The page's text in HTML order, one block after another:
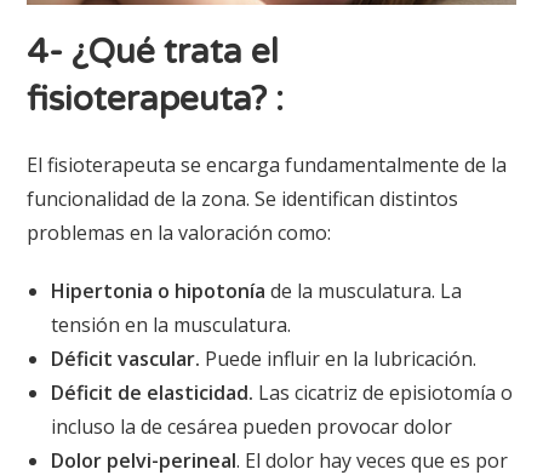
4- ¿Qué trata el
fisioterapeuta? :
El fisioterapeuta se encarga fundamentalmente de la
funcionalidad de la zona. Se identifican distintos
problemas en la valoración como:
Hipertonia o hipotonía de la musculatura. La
tensión en la musculatura.
Déficit vascular. Puede influir en la lubricación.
Déficit de elasticidad. Las cicatriz de episiotomía o
incluso la de cesárea pueden provocar dolor
Dolor pelvi-perineal. El dolor hay veces que es por